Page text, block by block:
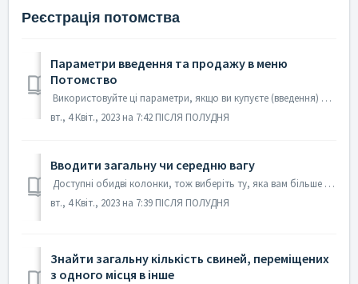
Реєстрація потомства
Параметри введення та продажу в меню
Потомство
Використовуйте ці параметри, якщо ви купуєте (введення) або продаєте (продано) свиней із зовнішнього джерела. Усі переміщення в стадо слід вводити у вікні ...
вт., 4 Квіт., 2023 на 7:42 ПІСЛЯ ПОЛУДНЯ
Вводити загальну чи середню вагу
Доступні обидві колонки, тож виберіть ту, яка вам більше підходить. Якщо ви включите обидва стовпці у свій макет, програма обчислить інший автоматично.
вт., 4 Квіт., 2023 на 7:39 ПІСЛЯ ПОЛУДНЯ
Знайти загальну кількість свиней, переміщених
з одного місця в інше